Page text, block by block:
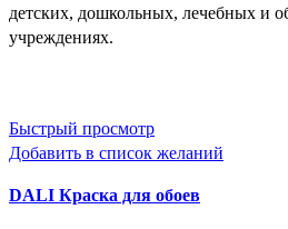
детских, дошкольных, лечебных и
учреждениях.
Быстрый просмотр
Добавить в список желаний
DALI Краска для обоев